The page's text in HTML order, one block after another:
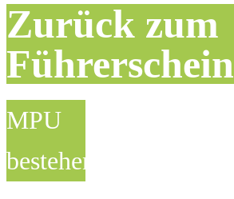
Zurück zum
Führerschein
MPU
bestehen